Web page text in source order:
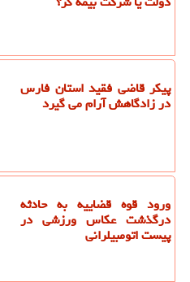
پیکر قاضی فقید استان فارس
در زادگاهش آرام می گیرد
ورود قوه قضاییه به حادثه
درگذشت عکاس ورزشی در
پیست اتومبیلرانی